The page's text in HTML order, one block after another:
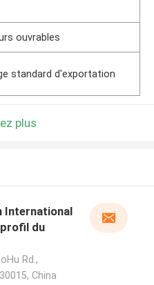
ouvrables
standard d'exportation
plus
International
du
Rd.,
China